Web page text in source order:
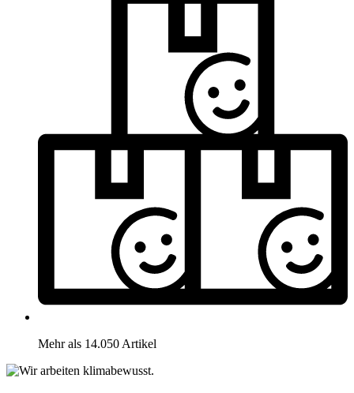
Mehr als 14.050 Artikel